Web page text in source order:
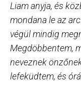
Liam anyja, és
mondana le az
végül mindig
Megdöbbentem,
neveznek
lefeküdtem, és